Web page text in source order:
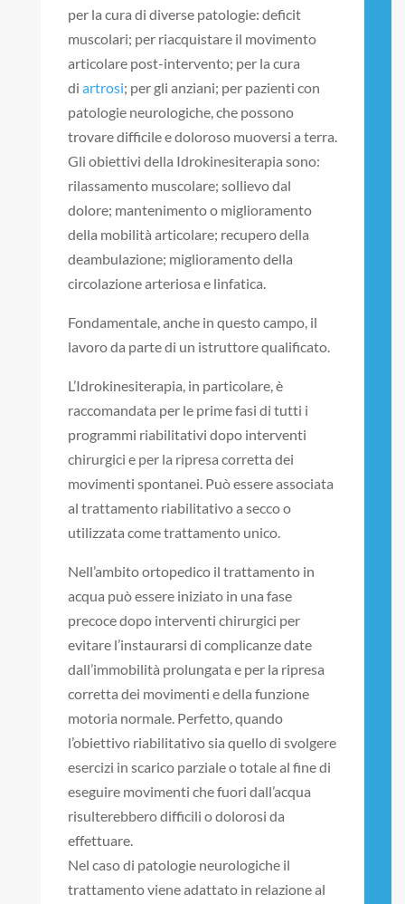
per la cura di diverse patologie: deficit
muscolari; per riacquistare il movimento
articolare post-intervento; per la cura
di artrosi; per gli anziani; per pazienti con
patologie neurologiche, che possono
trovare difficile e doloroso muoversi a terra.
Gli obiettivi della Idrokinesiterapia sono:
rilassamento muscolare; sollievo dal
dolore; mantenimento o miglioramento
della mobilità articolare; recupero della
deambulazione; miglioramento della
circolazione arteriosa e linfatica.
Fondamentale, anche in questo campo, il
lavoro da parte di un istruttore qualificato.
L’Idrokinesiterapia, in particolare, è
raccomandata per le prime fasi di tutti i
programmi riabilitativi dopo interventi
chirurgici e per la ripresa corretta dei
movimenti spontanei. Può essere associata
al trattamento riabilitativo a secco o
utilizzata come trattamento unico.
Nell’ambito ortopedico il trattamento in
acqua può essere iniziato in una fase
precoce dopo interventi chirurgici per
evitare l’instaurarsi di complicanze date
dall’immobilità prolungata e per la ripresa
corretta dei movimenti e della funzione
motoria normale. Perfetto, quando
l’obiettivo riabilitativo sia quello di svolgere
esercizi in scarico parziale o totale al fine di
eseguire movimenti che fuori dall’acqua
risulterebbero difficili o dolorosi da
effettuare.
Nel caso di patologie neurologiche il
trattamento viene adattato in relazione al